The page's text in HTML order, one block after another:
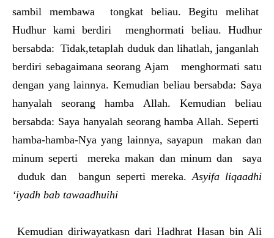
sambil membawa tongkat beliau. Begitu melihat
Hudhur kami berdiri menghormati beliau. Hudhur
bersabda: Tidak,tetaplah duduk dan lihatlah, janganlah
berdiri sebagaimana seorang Ajam menghormati satu
dengan yang lainnya. Kemudian beliau bersabda: Saya
hanyalah seorang hamba Allah. Kemudian beliau
bersabda: Saya hanyalah seorang hamba Allah. Seperti
hamba-hamba-Nya yang lainnya, sayapun makan dan
minum seperti mereka makan dan minum dan saya
duduk dan bangun seperti mereka. Asyifa liqaadhi
‘iyadh bab tawaadhuihi
Kemudian diriwayatkasn dari Hadhrat Hasan bin Ali